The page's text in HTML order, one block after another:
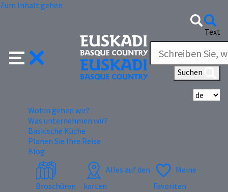
Zum Inhalt gehen
Text
Suchen
Wohin gehen wir?
Was unternehmen wir?
Baskische Küche
Planen Sie Ihre Reise
Blog
Broschüren
Alles auf den
karten
Meine
Favoriten